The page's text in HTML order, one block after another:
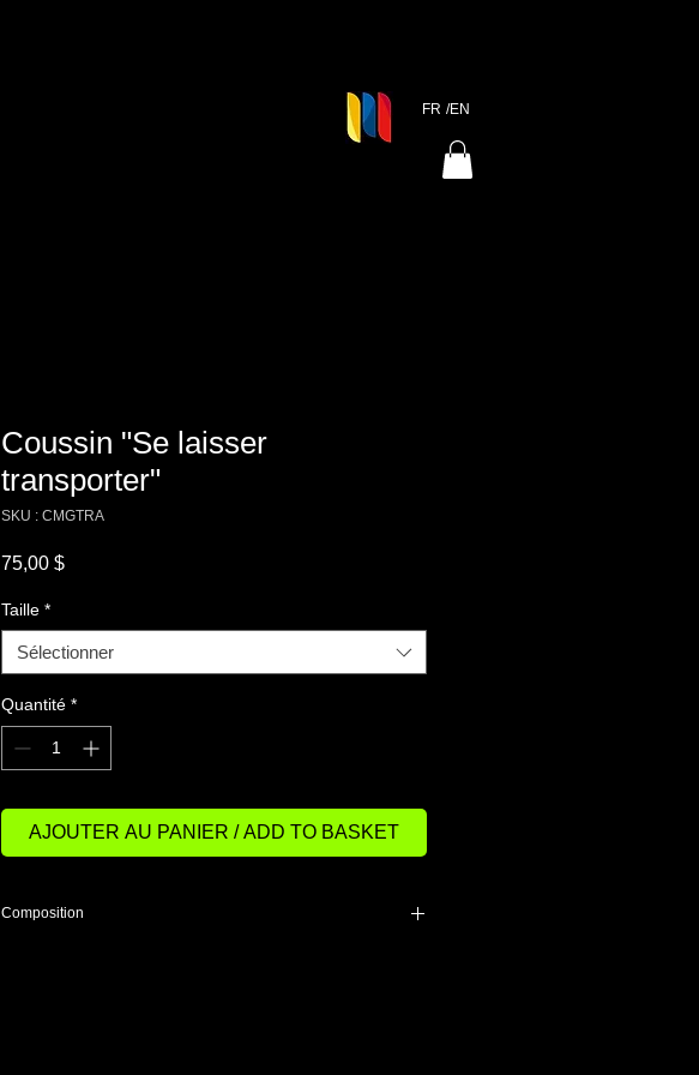
FR /EN
Coussin "Se laisser
transporter"
SKU : CMGTRA
75,00 $Prix
Taille *
Sélectionner
Quantité *
AJOUTER AU PANIER / ADD TO BASKET
Composition